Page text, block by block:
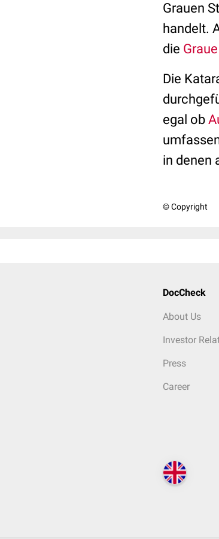
Grauen
handelt.
die
Die
egal ob
in denen
© Copyright
DocCheck
About Us
Investor
Press
Career